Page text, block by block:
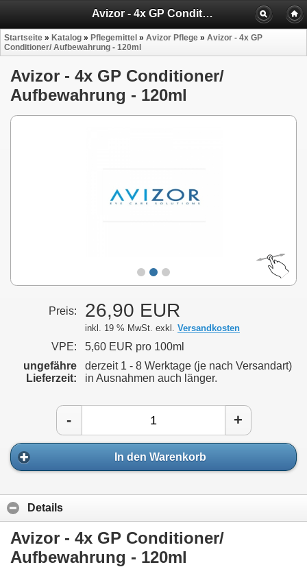
Avizor - 4x GP Conditioner/ Aufbewahrung - 120ml
Startseite » Katalog » Pflegemittel » Avizor Pflege » Avizor - 4x GP
Conditioner/ Aufbewahrung - 120ml
Avizor - 4x GP Conditioner/
Aufbewahrung - 120ml
Preis: 26,90 EUR
inkl. 19 % MwSt. exkl. Versandkosten
VPE:
5,60 EUR pro 100ml
ungefähre
Lieferzeit:
derzeit 1 - 8 Werktage (je nach Versandart)
in Ausnahmen auch länger.
- +
In den Warenkorb
Details
Avizor - 4x GP Conditioner/
Aufbewahrung - 120ml